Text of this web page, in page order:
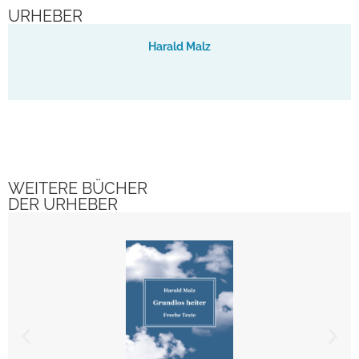
URHEBER
Harald Malz
WEITERE BÜCHER
DER URHEBER